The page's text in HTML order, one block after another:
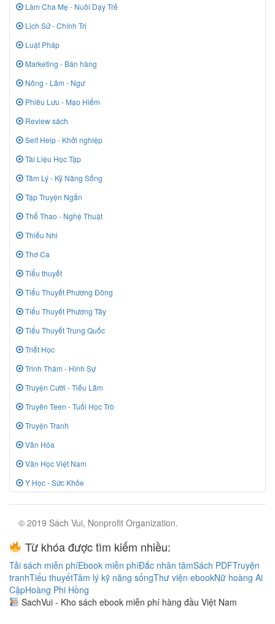
Làm Cha Mẹ - Nuôi Dạy Trẻ
Lịch Sử - Chính Trị
Luật Pháp
Marketing - Bán hàng
Nông - Lâm - Ngư
Phiêu Lưu - Mạo Hiểm
Review sách
Self Help - Khởi nghiệp
Tài Liệu Học Tập
Tâm Lý - Kỹ Năng Sống
Tập Truyện Ngắn
Thể Thao - Nghệ Thuật
Thiếu Nhi
Thơ Ca
Tiểu thuyết
Tiểu Thuyết Phương Đông
Tiểu Thuyết Phương Tây
Tiểu Thuyết Trung Quốc
Triết Học
Trinh Thám - Hình Sự
Truyện Cười - Tiếu Lâm
Truyên Teen - Tuổi Học Trò
Truyện Tranh
Văn Hóa
Văn Học Việt Nam
Y Học - Sức Khỏe
© 2019 Sách Vui, Nonprofit Organization.
Từ khóa được tìm kiếm nhiều:
Tải sách miễn phíEbook miễn phíĐắc nhân tâmSách PDFTruyện
tranhTiểu thuyếtTâm lý kỹ năng sốngThư viện ebookNữ hoàng Ai
CậpHoàng Phi Hồng
SachVui - Kho sách ebook miễn phí hàng đầu Việt Nam